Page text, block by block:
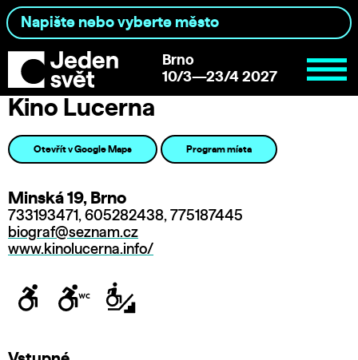
Brno
10/3—23/4 2027
Kino Lucerna
Otevřít v Google Maps Program místa
Minská 19, Brno
733193471, 605282438, 775187445
biograf@seznam.cz
www.kinolucerna.info/